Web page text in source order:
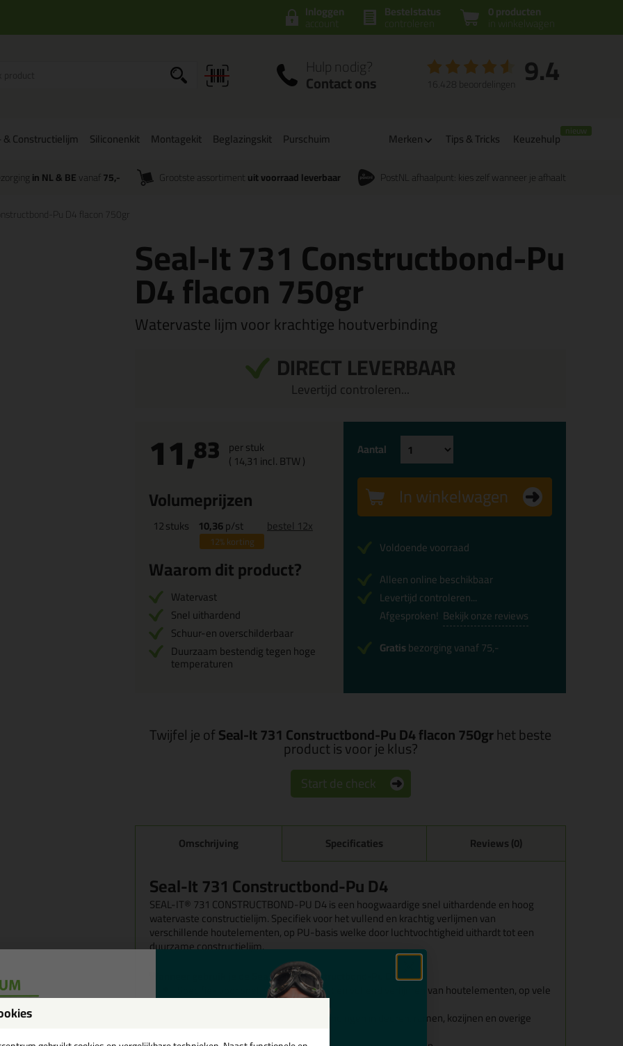
0 producten
in winkelwagen
Bestelstatus
controleren
Inloggen
account
Hulp nodig?
Contact ons 9.4
16.428 beoordelingen
Constructielijm Siliconenkit Montagekit Beglazingskit Purschuim Merken Tips & Tricks Keuzehulp
in NL & BEvanaf 75,- Grootste assortiment uit voorraad leverbaar PostNL afhaalpunt: kies zelf wanneer je afhaalt
Pu D4 flacon 750gr
Seal-It 731 Constructbond-Pu
D4 flacon 750gr
Watervaste lijm voor krachtige houtverbinding
DIRECT LEVERBAAR
Levertijd controleren...
11,83 per stuk
( 14,31 incl. BTW )
Volumeprijzen
12stuks 10,36p/st
12%korting
bestel 12x
Waarom dit product?
Watervast
Snel uithardend
Schuur-en overschilderbaar
Duurzaam bestendig tegen hoge
temperaturen
Aantal
In winkelwagen
Voldoende voorraad
Alleen online beschikbaar
Levertijd controleren...
Afgesproken! Bekijk onze reviews
Gratisbezorging vanaf 75,-
Twijfel je ofSeal-It 731 Constructbond-Pu D4 flacon 750grhet beste
product is voor je klus?
Start de check
Omschrijving Specificaties Reviews (0)
Seal-It 731 Constructbond-Pu D4
SEAL-IT® 731 CONSTRUCTBOND-PU D4 is een hoogwaardige snel uithardende en hoog
watervaste constructielijm. Specifiek voor het vullend en krachtig verlijmen van
verschillende houtelementen, op PU-basis welke door luchtvochtigheid uithardt tot een
duurzame constructielijm.
Wanneer gebruik je de Seal-It 731 Constructbond-Pu D4
Specifiek voor snel, sterk, watervast en vullend verlijmen van houtelementen, op vele
materialen.
Verlijmen van houtconstructieverbindingen in deuren, ramen, kozijnen en overige